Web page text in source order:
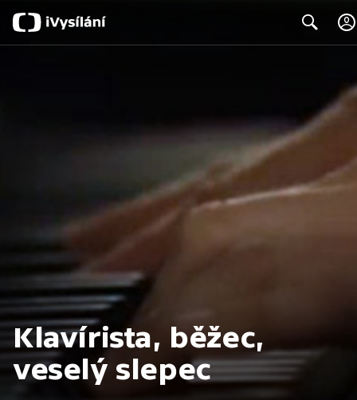
Klavírista, běžec,
veselý slepec